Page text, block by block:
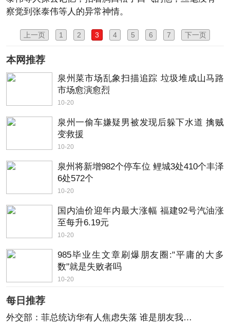
察觉到张泰伟等人的异常神情。
上一页 1 2 3 4 5 6 7 下一页
本网推荐
泉州菜市场乱象扫描追踪 垃圾堆成山马路
市场愈演愈烈
10-20
泉州一偷车嫌疑男被发现后躲下水道 擒贼
变救援
10-20
泉州将新增982个停车位 鲤城3处410个丰泽
6处572个
10-20
国内油价迎年内最大涨幅 福建92号汽油涨
至每升6.19元
10-20
985毕业生文章刷爆朋友圈:"平庸的大多
数"就是失败者吗
10-20
每日推荐
外交部：菲总统访华有人焦虑失落 谁是朋友我们有